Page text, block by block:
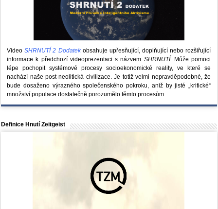
VideoSHRNUTÍ 2 Dodatekobsahuje upřesňující, doplňující nebo rozšiřující
informace k předchozí videoprezentaci s názvem SHRNUTÍ. Může pomoci
lépe pochopit systémové procesy socioekonomické reality, ve které se
nachází naše post-neolitická civilizace. Je totiž velmi nepravděpodobné, že
bude dosaženo výrazného společenského pokroku, aniž by jisté „kritické“
množství populace dostatečně porozumělo těmto procesům.
Definice Hnutí Zeitgeist